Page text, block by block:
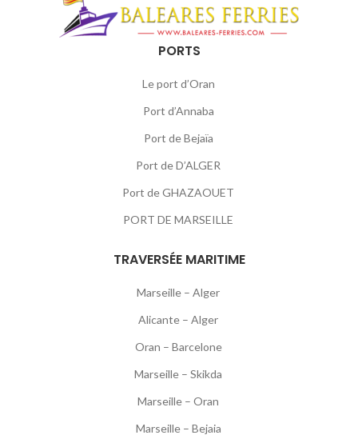
PORTS
Le port d’Oran
Port d’Annaba
Port de Bejaïa
Port de D’ALGER
Port de GHAZAOUET
PORT DE MARSEILLE
TRAVERSÉE MARITIME
Marseille – Alger
Alicante – Alger
Oran – Barcelone
Marseille – Skikda
Marseille – Oran
Marseille – Bejaia